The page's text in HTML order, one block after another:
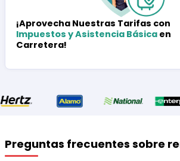
¡Aprovecha Nuestras Tarifas con
Impuestos y Asistencia Básica en
Carretera!
Preguntas frecuentes sobre